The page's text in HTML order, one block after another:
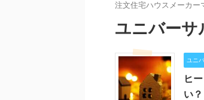
注⽂住宅ハウスメーカー
ユニバーサ
ユニ
ヒ
い？